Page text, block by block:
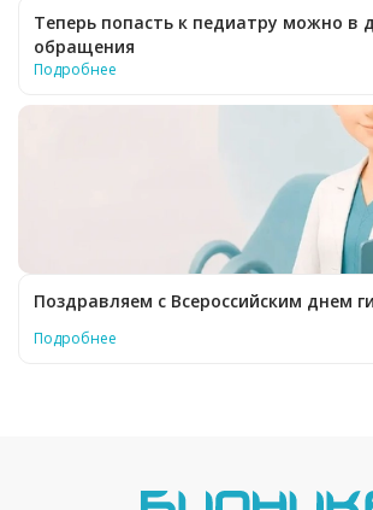
Теперь попасть к педиатру можно в
обращения
Подробнее
Поздравляем с Всероссийским днем
Подробнее